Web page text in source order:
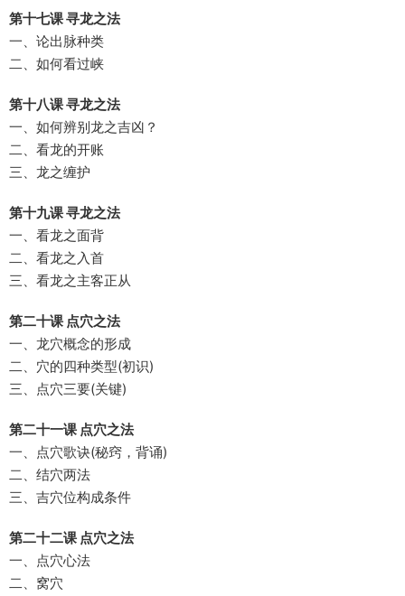
第十七课 寻龙之法
一、论出脉种类
二、如何看过峡
第十八课 寻龙之法
一、如何辨别龙之吉凶？
二、看龙的开账
三、龙之缠护
第十九课 寻龙之法
一、看龙之面背
二、看龙之入首
三、看龙之主客正从
第二十课 点穴之法
一、龙穴概念的形成
二、穴的四种类型(初识)
三、点穴三要(关键)
第二十一课 点穴之法
一、点穴歌诀(秘窍，背诵)
二、结穴两法
三、吉穴位构成条件
第二十二课 点穴之法
一、点穴心法
二、窝穴